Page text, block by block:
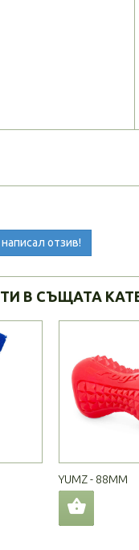
отзив!
В СЪЩАТА
YUMZ - 88MM